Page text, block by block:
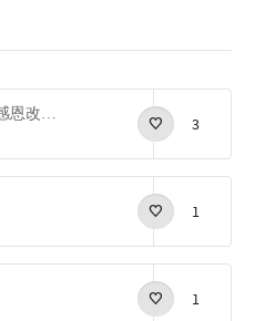
腾讯CEO马化腾感恩深圳感恩改革开放
3
1
1